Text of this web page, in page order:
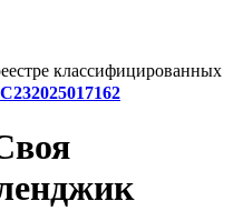
классифицированных
С232025017162